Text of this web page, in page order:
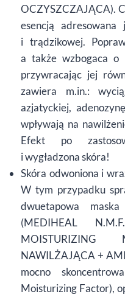
OCZYSZCZAJĄCA).
esencją
i trądzikowej.
a także wzbogaca o
przywracając jej
zawiera m.in.:
azjatyckiej,
wpływają na
Efekt po
i wygładzona skóra!
Skóra odwoniona i
W tym przypadku
dwuetapowa
(MEDIHEAL
NAWILŻAJĄCA +
mocno
Moisturizing Factor),